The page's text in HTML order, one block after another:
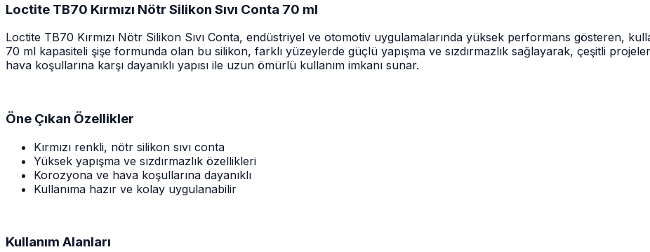
Loctite TB70 Kırmızı Nötr Silikon Sıvı Conta 70 ml
Loctite TB70 Kırmızı Nötr Silikon Sıvı Conta, endüstriyel ve otomotiv uygulamalarında yüksek performans gösteren,
70 ml kapasiteli şişe formunda olan bu silikon, farklı yüzeylerde güçlü yapışma ve sızdırmazlık sağlayarak, çeşitli
hava koşullarına karşı dayanıklı yapısı ile uzun ömürlü kullanım imkanı sunar.
Öne Çıkan Özellikler
Kırmızı renkli, nötr silikon sıvı conta
Yüksek yapışma ve sızdırmazlık özellikleri
Korozyona ve hava koşullarına dayanıklı
Kullanıma hazır ve kolay uygulanabilir
Kullanım Alanları